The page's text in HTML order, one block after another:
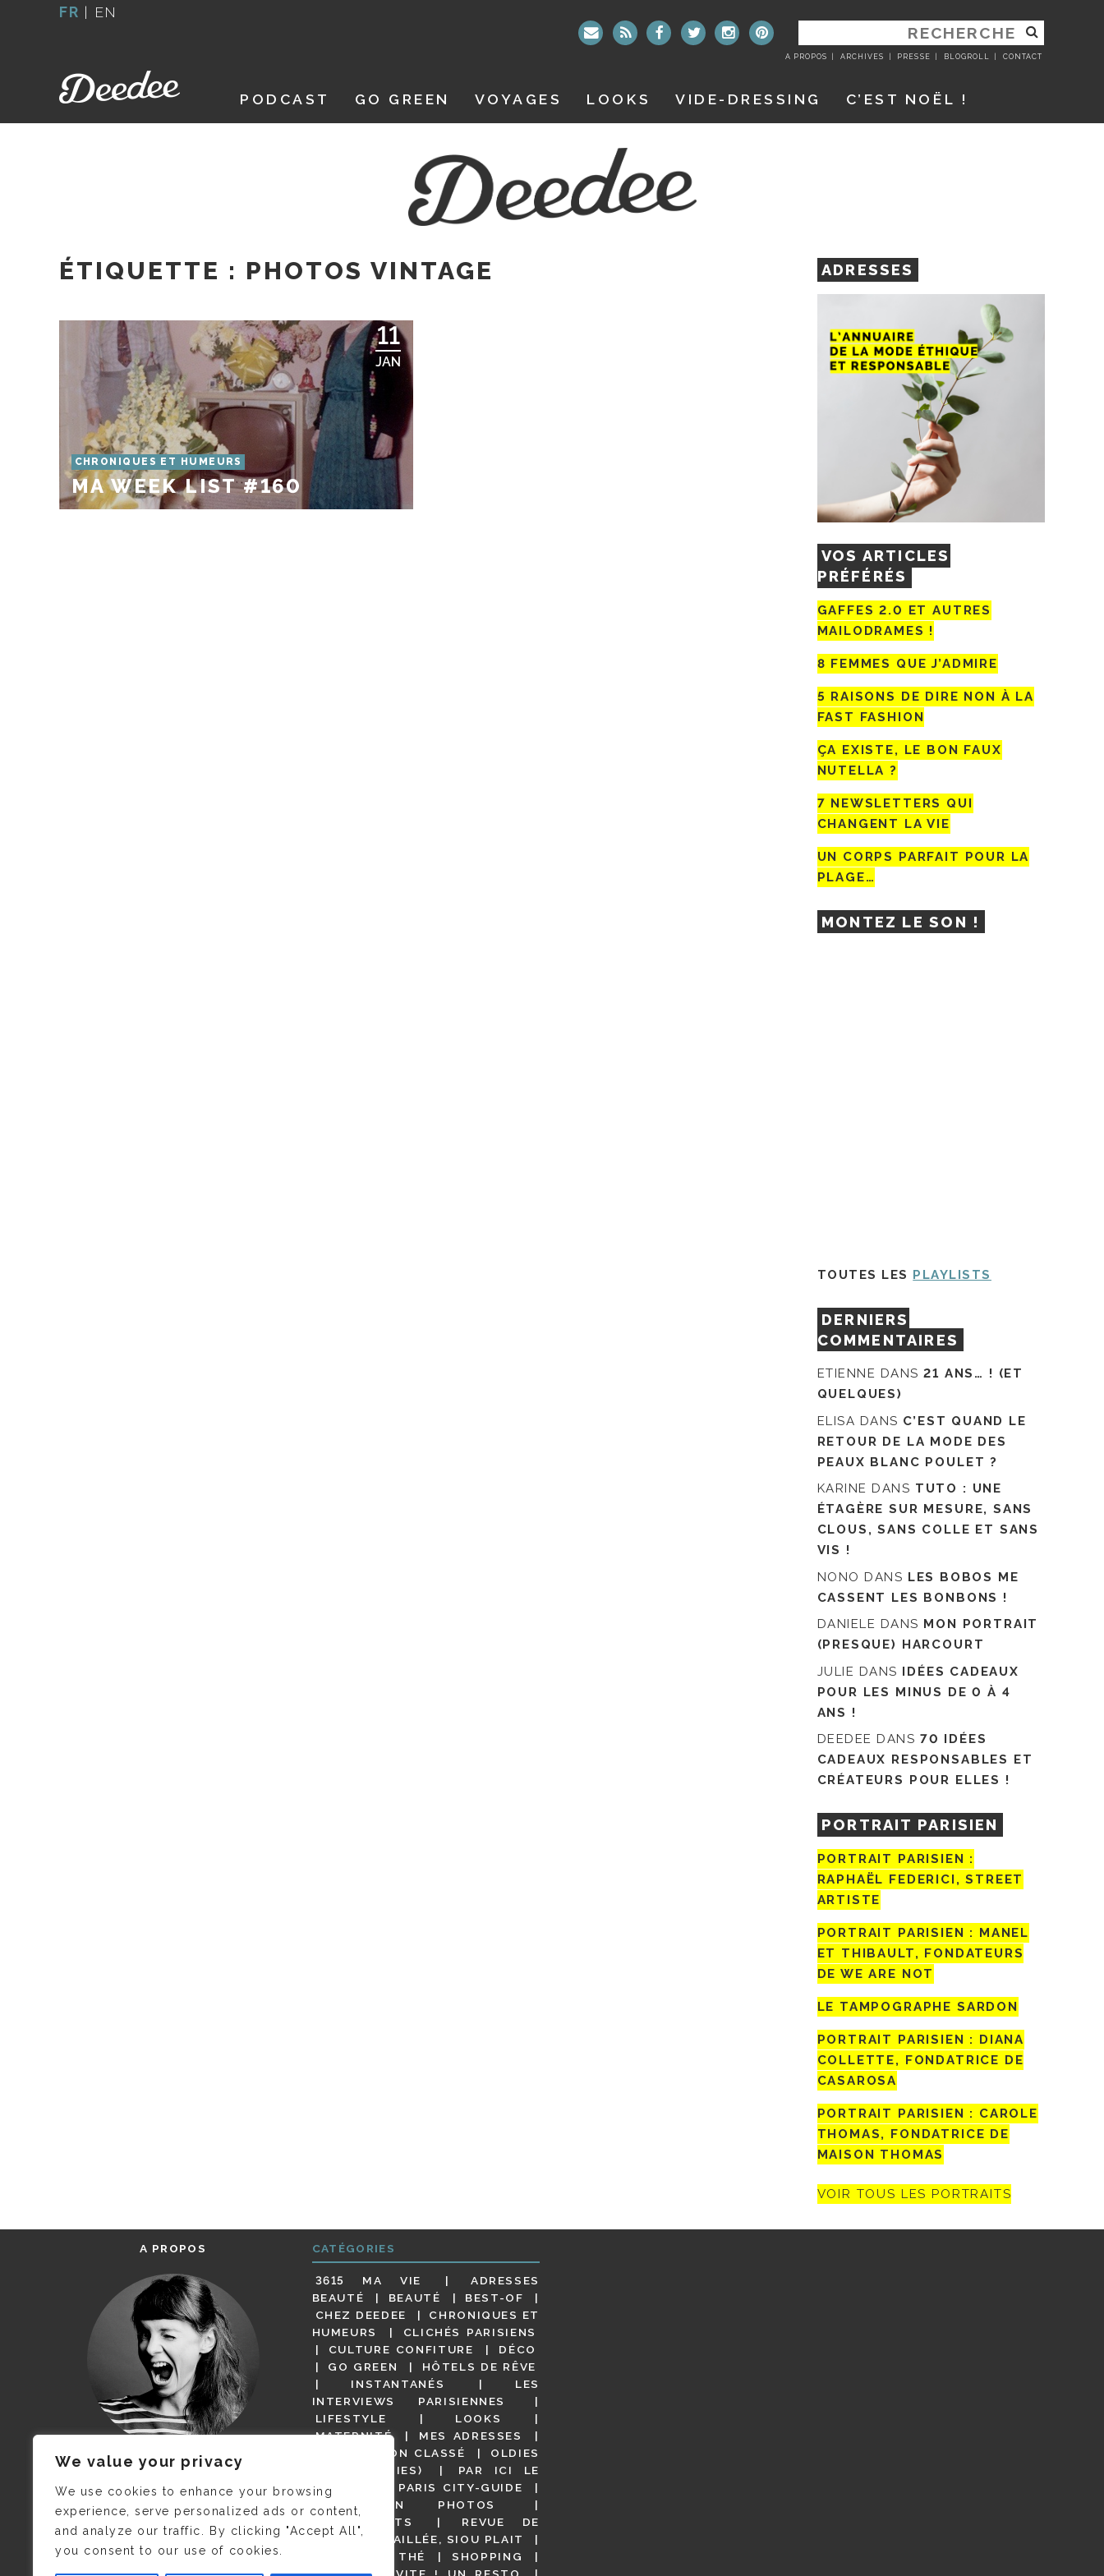
We value your privacy
We use cookies to enhance your browsing
experience, serve personalized ads or content,
and analyze our traffic. By clicking "Accept All",
you consent to our use of cookies.
FR | EN
RECHERCHER
:
A PROPOS ARCHIVES PRESSE BLOGROLL CONTACT
PODCAST GO GREEN VOYAGES LOOKS VIDE-DRESSING C’EST NOËL !
ÉTIQUETTE : PHOTOS VINTAGE
11
JAN
CHRONIQUES ET HUMEURS
MA WEEK LIST #160
ADRESSES
VOS ARTICLES
PRÉFÉRÉS
GAFFES 2.0 ET AUTRES
MAILODRAMES !
8 FEMMES QUE J’ADMIRE
5 RAISONS DE DIRE NON À LA
FAST FASHION
ÇA EXISTE, LE BON FAUX
NUTELLA ?
7 NEWSLETTERS QUI
CHANGENT LA VIE
UN CORPS PARFAIT POUR LA
PLAGE…
MONTEZ LE SON !
TOUTES LES PLAYLISTS
DERNIERS
COMMENTAIRES
ETIENNE DANS21 ANS… ! (ET
QUELQUES)
ELISA DANS C’EST QUAND LE
RETOUR DE LA MODE DES
PEAUX BLANC POULET ?
KARINE DANS TUTO : UNE
ÉTAGÈRE SUR MESURE, SANS
CLOUS, SANS COLLE ET SANS
VIS !
NONO DANS LES BOBOS ME
CASSENT LES BONBONS !
DANIELE DANS MON PORTRAIT
(PRESQUE) HARCOURT
JULIE DANS IDÉES CADEAUX
POUR LES MINUS DE 0 À 4
ANS !
DEEDEE DANS 70 IDÉES
CADEAUX RESPONSABLES ET
CRÉATEURS POUR ELLES !
PORTRAIT PARISIEN
PORTRAIT PARISIEN :
RAPHAËL FEDERICI, STREET
ARTISTE
PORTRAIT PARISIEN : MANEL
ET THIBAULT, FONDATEURS
DE WE ARE NOT
LE TAMPOGRAPHE SARDON
PORTRAIT PARISIEN : DIANA
COLLETTE, FONDATRICE DE
CASAROSA
PORTRAIT PARISIEN : CAROLE
THOMAS, FONDATRICE DE
MAISON THOMAS
VOIR TOUS LES PORTRAITS
A PROPOS
JE M’APPELLE DELPHINE MAIS
C’EST ©CAMILLE COLLIN QUI A
PRIS CETTE PHOTO !
CATÉGORIES
3615 MA VIE
ADRESSES
BEAUTÉ
BEAUTÉ
BEST-OF
CHEZ DEEDEE
CHRONIQUES ET
HUMEURS
CLICHÉS PARISIENS
CULTURE CONFITURE
DÉCO
GO GREEN
HÔTELS DE RÊVE
INSTANTANÉS
LES
INTERVIEWS PARISIENNES
LIFESTYLE
LOOKS
MATERNITÉ
MES ADRESSES
NON CLASSÉ
OLDIES
(BUT GOODIES)
PAR ICI LE
MAGOT !
PARIS CITY-GUIDE
PARIS EN PHOTOS
RESTAURANTS
REVUE DE
PRESSE DÉTAILLÉE, SIOU PLAIT
SALONS DE THÉ
SHOPPING
VIDÉOS
VITE ! UN RESTO